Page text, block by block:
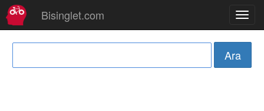
Bisinglet.com